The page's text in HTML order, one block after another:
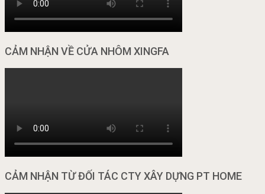
CẢM NHẬN VỀ CỬA NHÔM XINGFA
CẢM NHẬN TỪ ĐỐI TÁC CTY XÂY DỰNG PT HOME